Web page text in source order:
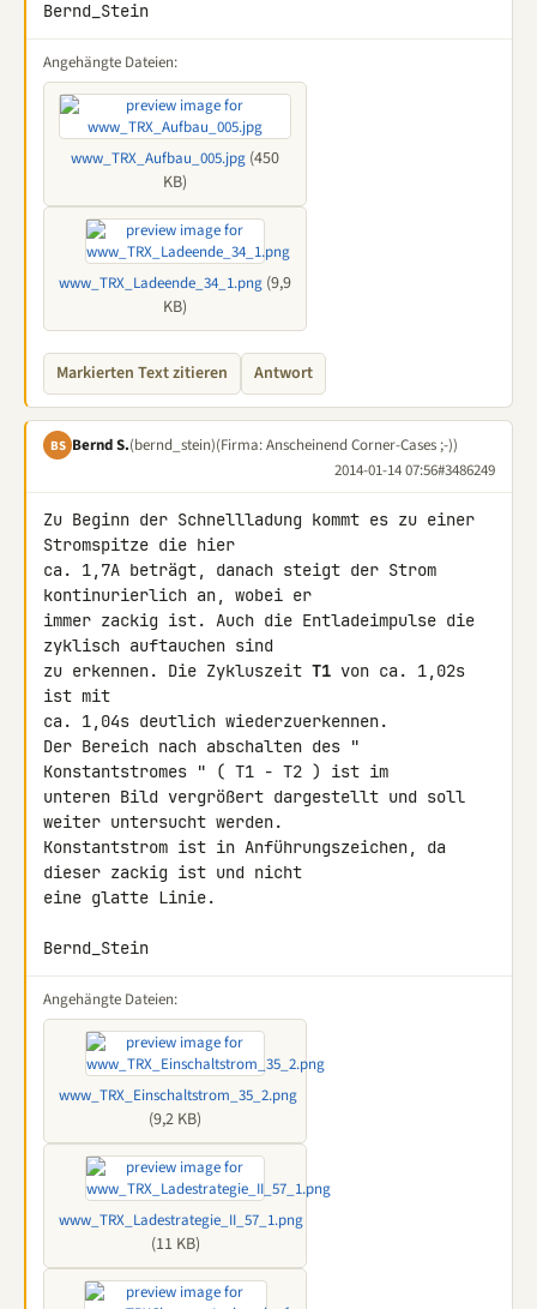
Bernd_Stein
Angehängte Dateien:
www_TRX_Aufbau_005.jpg (450
KB)
www_TRX_Ladeende_34_1.png (9,9
KB)
Markierten Text zitieren Antwort
BS Bernd S.(bernd_stein)(Firma: Anscheinend Corner-Cases ;-))
2014-01-14 07:56#3486249
Zu Beginn der Schnellladung kommt es zu einer
Stromspitze die hier
ca. 1,7A beträgt, danach steigt der Strom
kontinurierlich an, wobei er
immer zackig ist. Auch die Entladeimpulse die
zyklisch auftauchen sind
zu erkennen. Die Zykluszeit T1 von ca. 1,02s
ist mit
ca. 1,04s deutlich wiederzuerkennen.
Der Bereich nach abschalten des "
Konstantstromes " ( T1 - T2 ) ist im
unteren Bild vergrößert dargestellt und soll
weiter untersucht werden.
Konstantstrom ist in Anführungszeichen, da
dieser zackig ist und nicht
eine glatte Linie.
Bernd_Stein
Angehängte Dateien:
www_TRX_Einschaltstrom_35_2.png
(9,2 KB)
www_TRX_Ladestrategie_II_57_1.png
(11 KB)